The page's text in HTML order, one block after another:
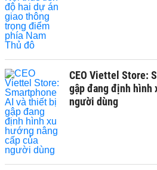
CEO Viettel Store:
gập đang định hình
người dùng